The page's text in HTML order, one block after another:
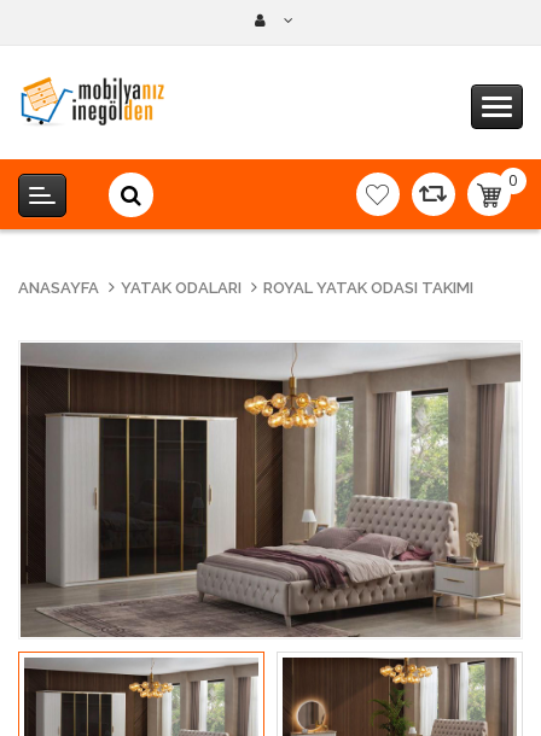
0
-
ANASAYFA YATAK ODALARI ROYAL YATAK ODASI TAKIMI